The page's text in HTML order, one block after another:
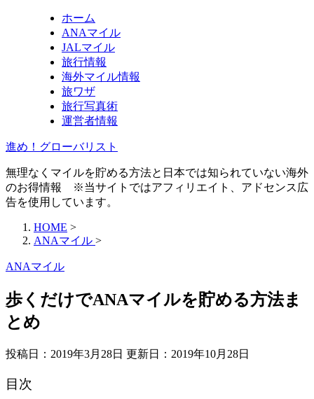
ホーム
ANAマイル
JALマイル
旅行情報
海外マイル情報
旅ワザ
旅行写真術
運営者情報
進め！グローバリスト
無理なくマイルを貯める方法と日本では知られていない海外
のお得情報 ※当サイトではアフィリエイト、アドセンス広
告を使用しています。
HOME >
ANAマイル >
ANAマイル
歩くだけでANAマイルを貯める方法ま
とめ
投稿日：2019年3月28日 更新日： 2019年10月28日
目次